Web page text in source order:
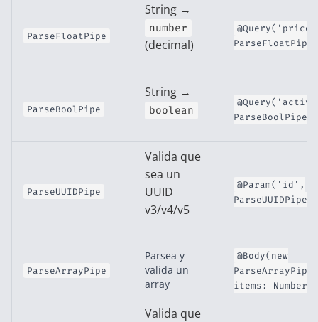
ParseFloatPipe
String →
number
(decimal)
ParseFloatPipe)
ParseBoolPipe
String →
boolean
ParseBoolPipe)
ParseUUIDPipe
Valida que
sea un
UUID
v3/v4/v5
@Param('id',
ParseUUIDPipe)
ParseArrayPipe
Parsea y
valida un
array
@Body(new
items: Number
Valida que